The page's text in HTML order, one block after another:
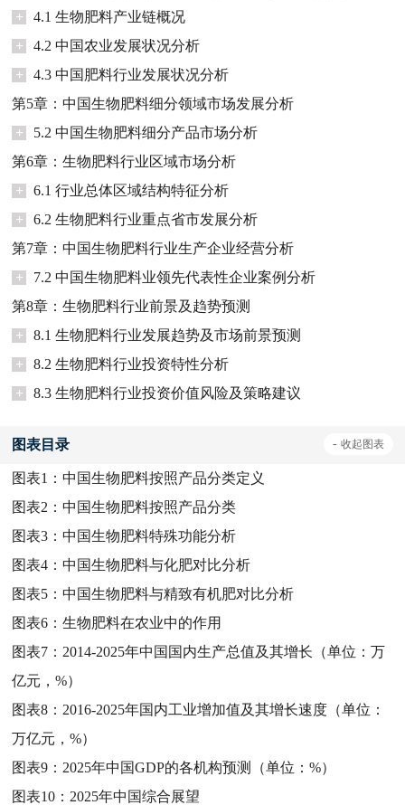
+
4.1 生物肥料产业链概况
+
4.2 中国农业发展状况分析
+
4.3 中国肥料行业发展状况分析
第5章：中国生物肥料细分领域市场发展分析
+
5.2 中国生物肥料细分产品市场分析
第6章：生物肥料行业区域市场分析
+
6.1 行业总体区域结构特征分析
+
6.2 生物肥料行业重点省市发展分析
第7章：中国生物肥料行业生产企业经营分析
+
7.2 中国生物肥料业领先代表性企业案例分析
第8章：生物肥料行业前景及趋势预测
+
8.1 生物肥料行业发展趋势及市场前景预测
+
8.2 生物肥料行业投资特性分析
+
8.3 生物肥料行业投资价值风险及策略建议
图表目录 - 收起图表
图表1：中国生物肥料按照产品分类定义
图表2：中国生物肥料按照产品分类
图表3：中国生物肥料特殊功能分析
图表4：中国生物肥料与化肥对比分析
图表5：中国生物肥料与精致有机肥对比分析
图表6：生物肥料在农业中的作用
图表7： 2014-2025年中国国内生产总值及其增长（单位：万
亿元，%）
图表8： 2016-2025年国内工业增加值及其增长速度（单位：
万亿元，%）
图表9： 2025年中国GDP的各机构预测（单位：%）
图表10： 2025年中国综合展望